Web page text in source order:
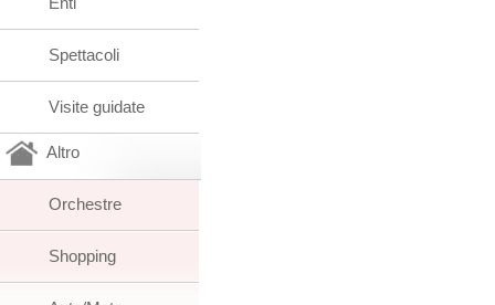
Spettacoli
Visite guidate
Altro
Orchestre
Shopping